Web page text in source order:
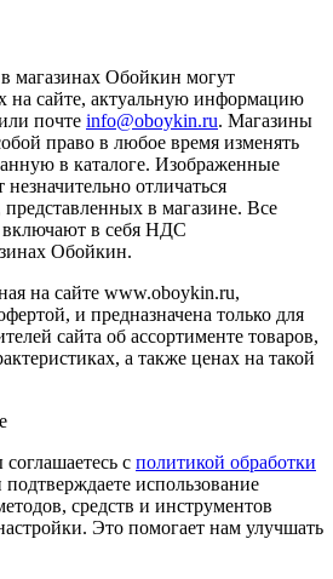
магазинах Обойкин могут
на сайте, актуальную информацию
почте info@oboykin.ru. Магазины
право в любое время изменять
в каталоге. Изображенные
отличаться
в магазине. Все
включают в себя НДС
Обойкин.
на сайте www.oboykin.ru,
и предназначена только для
сайта об ассортименте товаров,
а также ценах на такой
с политикой обработки
подтверждаете использование
средств и инструментов
Это помогает нам улучшать